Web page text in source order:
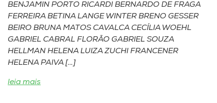
Selecione
o idioma
A+
A-
BENJAMIN PORTO RICARDI BERNARDO DE FRAGA
FERREIRA BETINA LANGE WINTER BRENO GESSER
BEIRO BRUNA MATOS CAVALCA CECÍLIA WOEHL
GABRIEL CABRAL FLORÃO GABRIEL SOUZA
HELLMAN HELENA LUIZA ZUCHI FRANCENER
HELENA PAIVA […]
leia mais